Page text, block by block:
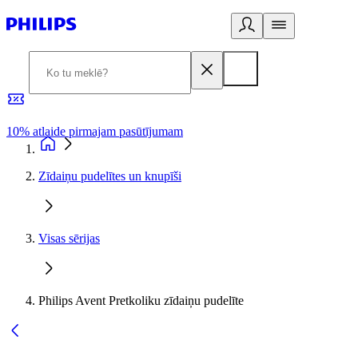
10% atlaide pirmajam pasūtījumam
Zīdaiņu pudelītes un knupīši
Visas sērijas
Philips Avent Pretkoliku zīdaiņu pudelīte